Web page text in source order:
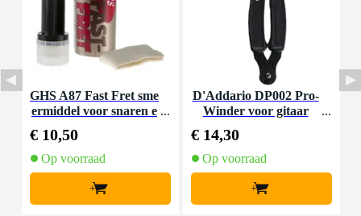
GHS A87 Fast Fret sme
ermiddel voor snaren e
€ 10,50
Op voorraad
+
D'Addario DP002 Pro-
Winder voor gitaar
€ 14,30
Op voorraad
+